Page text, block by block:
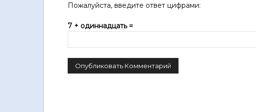
Пожалуйста, введите ответ цифрами:
7 + одиннадцать =